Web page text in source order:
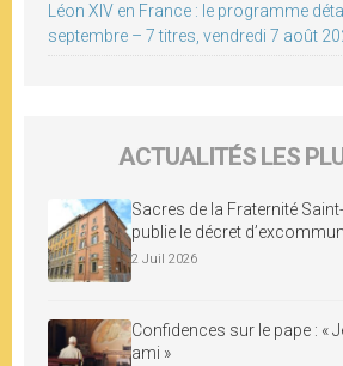
Léon XIV en France : le programme
septembre – 7 titres, vendredi 7 août
ACTUALITÉS LES
Sacres de la Fraternité
publie le décret
2 Juil 2026
Confidences sur le pape : «
ami »